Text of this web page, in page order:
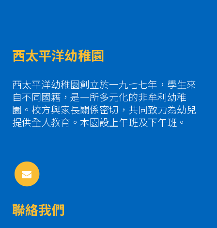
西太平洋幼稚園
西太平洋幼稚園創立於一九七七年，學生來
自不同國籍，是一所多元化的非牟利幼稚
園。校方與家長關係密切，共同致力為幼兒
提供全人教育。本園設上午班及下午班。
聯絡我們